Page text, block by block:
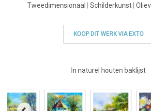
Tweedimensionaal | Schilderkunst |
KOOP DIT WERK VIA EXTO
In naturel houten baklijst